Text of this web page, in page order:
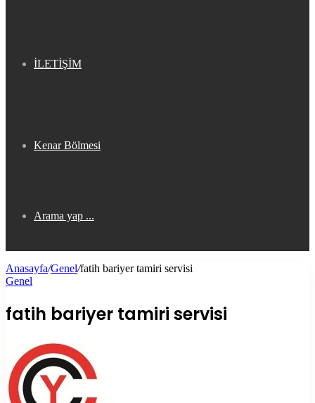
İLETİŞİM
Kenar Bölmesi
Arama yap ...
Anasayfa/Genel/fatih bariyer tamiri servisi
Genel
fatih bariyer tamiri servisi